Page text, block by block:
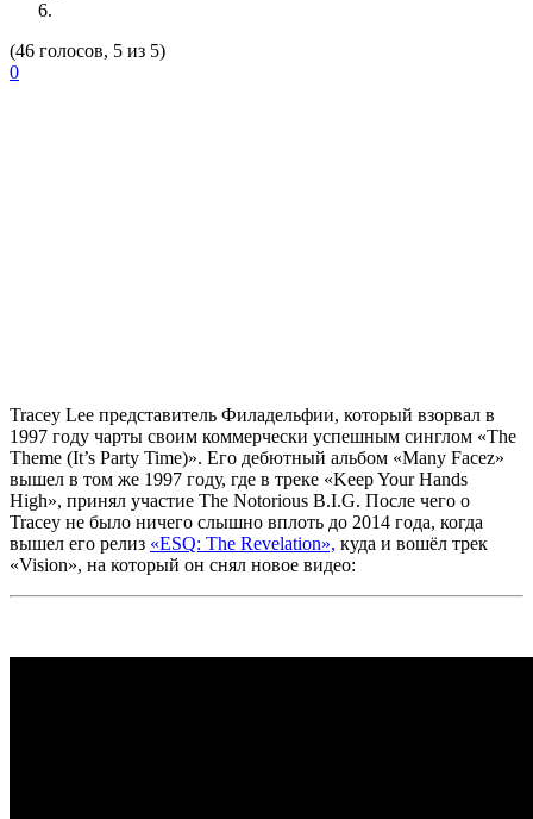
(46 голосов, 5 из 5)
0
Tracey Lee представитель Филадельфии, который взорвал в
1997 году чарты своим коммерчески успешным синглом «The
Theme (It’s Party Time)». Его дебютный альбом «Many Facez»
вышел в том же 1997 году, где в треке «Keep Your Hands
High», принял участие The Notorious B.I.G. После чего о
Tracey не было ничего слышно вплоть до 2014 года, когда
вышел его релиз «ESQ: The Revelation», куда и вошёл трек
«Vision», на который он снял новое видео: